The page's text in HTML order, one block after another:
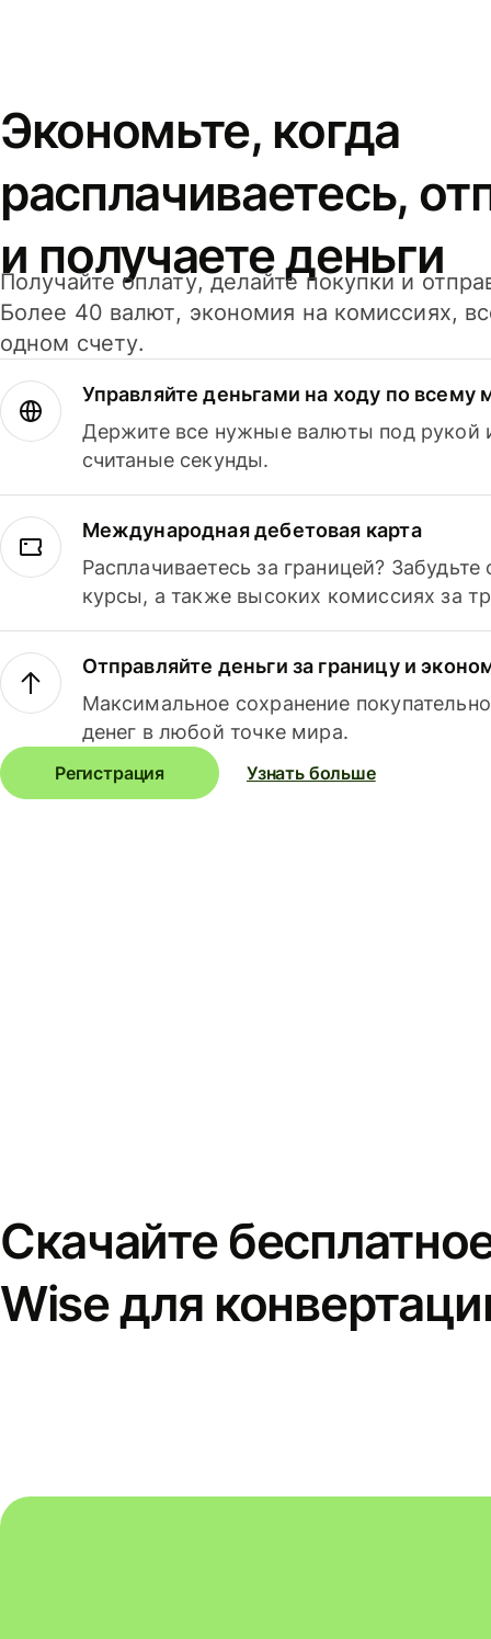
Экономьте, когда
расплачиваетесь,
и получаете деньги
Получайте оплату, делайте покупки и
Более 40 валют, экономия на комиссиях,
одном счету.
Управляйте деньгами на ходу по всему
Держите все нужные валюты под рукой
считаные секунды.
Международная дебетовая карта
Расплачиваетесь за границей?
курсы, а также высоких комиссиях за
Отправляйте деньги за границу и
Максимальное сохранение
денег в любой точке мира.
Регистрация Узнать больше
Скачайте
Wise для